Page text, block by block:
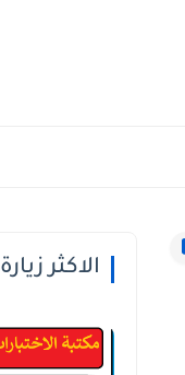
الاكثر زيارة